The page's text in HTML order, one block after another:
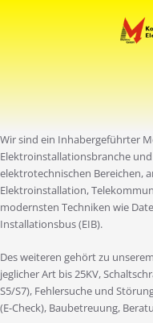
Elektro
Wir sind ein Inhabergeführter
Elektroinstallationsbranche
elektrotechnischen Bereichen,
Elektroinstallation,
modernsten Techniken wie
Installationsbus (EIB).
Des weiteren gehört zu
jeglicher Art bis 25KV,
S5/S7), Fehlersuche und
(E-Check), Baubetreuung,